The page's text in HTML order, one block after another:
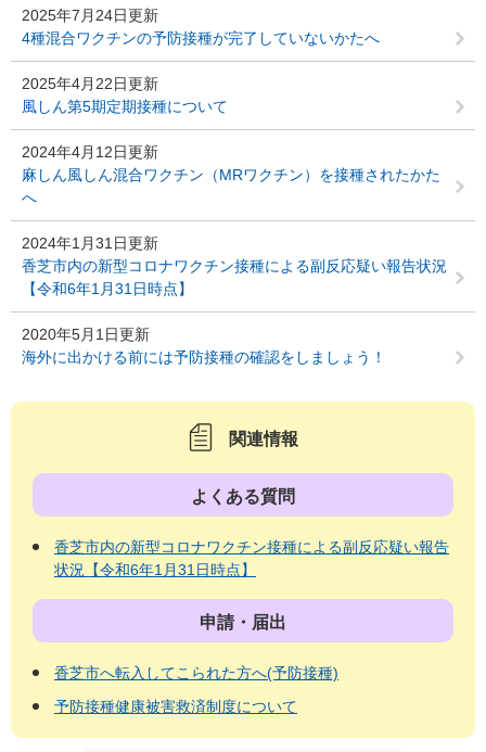
2025年7月24日更新
4種混合ワクチンの予防接種が完了していないかたへ
2025年4月22日更新
風しん第5期定期接種について
2024年4月12日更新
麻しん風しん混合ワクチン（MRワクチン）を接種されたかた
へ
2024年1月31日更新
香芝市内の新型コロナワクチン接種による副反応疑い報告状況
【令和6年1月31日時点】
2020年5月1日更新
海外に出かける前には予防接種の確認をしましょう！
関連情報
よくある質問
香芝市内の新型コロナワクチン接種による副反応疑い報告
状況【令和6年1月31日時点】
申請・届出
香芝市へ転入してこられた方へ(予防接種)
予防接種健康被害救済制度について